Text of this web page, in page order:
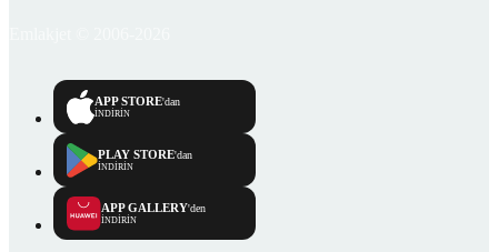
APP STORE'dan
İNDİRİN
PLAY STORE'dan
İNDİRİN
APP GALLERY'den
İNDİRİN